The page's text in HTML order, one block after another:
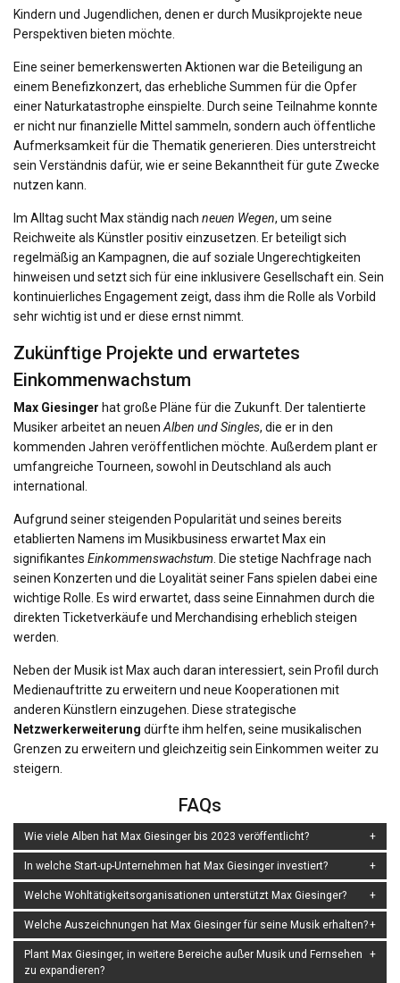
Kindern und Jugendlichen, denen er durch Musikprojekte neue
Perspektiven bieten möchte.
Eine seiner bemerkenswerten Aktionen war die Beteiligung an
einem Benefizkonzert, das erhebliche Summen für die Opfer
einer Naturkatastrophe einspielte. Durch seine Teilnahme konnte
er nicht nur finanzielle Mittel sammeln, sondern auch öffentliche
Aufmerksamkeit für die Thematik generieren. Dies unterstreicht
sein Verständnis dafür, wie er seine Bekanntheit für gute Zwecke
nutzen kann.
Im Alltag sucht Max ständig nach neuen Wegen, um seine
Reichweite als Künstler positiv einzusetzen. Er beteiligt sich
regelmäßig an Kampagnen, die auf soziale Ungerechtigkeiten
hinweisen und setzt sich für eine inklusivere Gesellschaft ein. Sein
kontinuierliches Engagement zeigt, dass ihm die Rolle als Vorbild
sehr wichtig ist und er diese ernst nimmt.
Zukünftige Projekte und erwartetes
Einkommenwachstum
Max Giesinger hat große Pläne für die Zukunft. Der talentierte
Musiker arbeitet an neuenAlben und Singles, die er in den
kommenden Jahren veröffentlichen möchte. Außerdem plant er
umfangreiche Tourneen, sowohl in Deutschland als auch
international.
Aufgrund seiner steigenden Popularität und seines bereits
etablierten Namens im Musikbusiness erwartet Max ein
signifikantes Einkommenswachstum. Die stetige Nachfrage nach
seinen Konzerten und die Loyalität seiner Fans spielen dabei eine
wichtige Rolle. Es wird erwartet, dass seine Einnahmen durch die
direkten Ticketverkäufe und Merchandising erheblich steigen
werden.
Neben der Musik ist Max auch daran interessiert, sein Profil durch
Medienauftritte zu erweitern und neue Kooperationen mit
anderen Künstlern einzugehen. Diese strategische
Netzwerkerweiterung dürfte ihm helfen, seine musikalischen
Grenzen zu erweitern und gleichzeitig sein Einkommen weiter zu
steigern.
FAQs
Wie viele Alben hat Max Giesinger bis 2023 veröffentlicht?
In welche Start-up-Unternehmen hat Max Giesinger investiert?
Welche Wohltätigkeitsorganisationen unterstützt Max Giesinger?
Welche Auszeichnungen hat Max Giesinger für seine Musik erhalten?
Plant Max Giesinger, in weitere Bereiche außer Musik und Fernsehen
zu expandieren?